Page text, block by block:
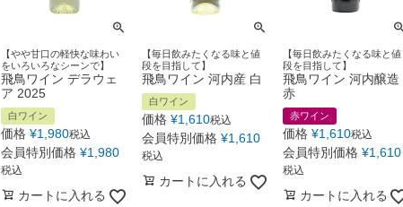
【やや甘口の軽快な味わい
をいろいろなシーンで】
飛鳥ワイン デラウェ
ア 2025
白ワイン
価格 ¥1,980税込
会員特別価格 ¥1,980
税込
カートに入れる
【毎日飲みたくなる味と値
段を目指して】
飛鳥ワイン 河内産 白
白ワイン
価格 ¥1,610税込
会員特別価格 ¥1,610
税込
カートに入れる
【毎日飲みたくなる味と値
段を目指して】
飛鳥ワイン 河内醸造
赤
赤ワイン
価格 ¥1,610税込
会員特別価格 ¥1,610
税込
カートに入れる